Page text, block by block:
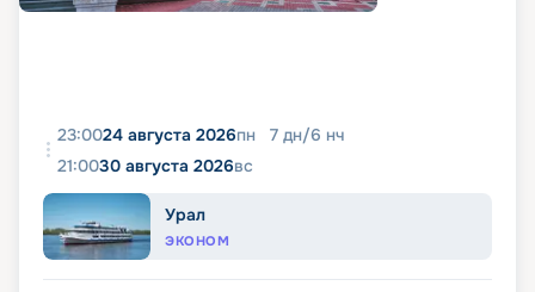
23:0024 августа 2026пн 7 дн/6 нч
21:0030 августа 2026вс
Урал
ЭКОНОМ